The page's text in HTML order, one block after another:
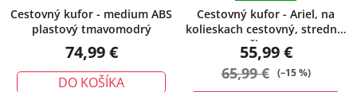
Cestovný kufor - medium ABS
plastový tmavomodrý
74,99 €
DO KOŠÍKA
Cestovný kufor - Ariel, na
kolieskach cestovný, stredný,
čierny
55,99 €
65,99 € (–15 %)